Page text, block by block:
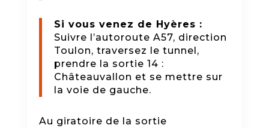
Si vous venez de Hyères :
Suivre l’autoroute A57, direction
Toulon, traversez le tunnel,
prendre la sortie 14 :
Châteauvallon et se mettre sur
la voie de gauche.
Au giratoire de la sortie